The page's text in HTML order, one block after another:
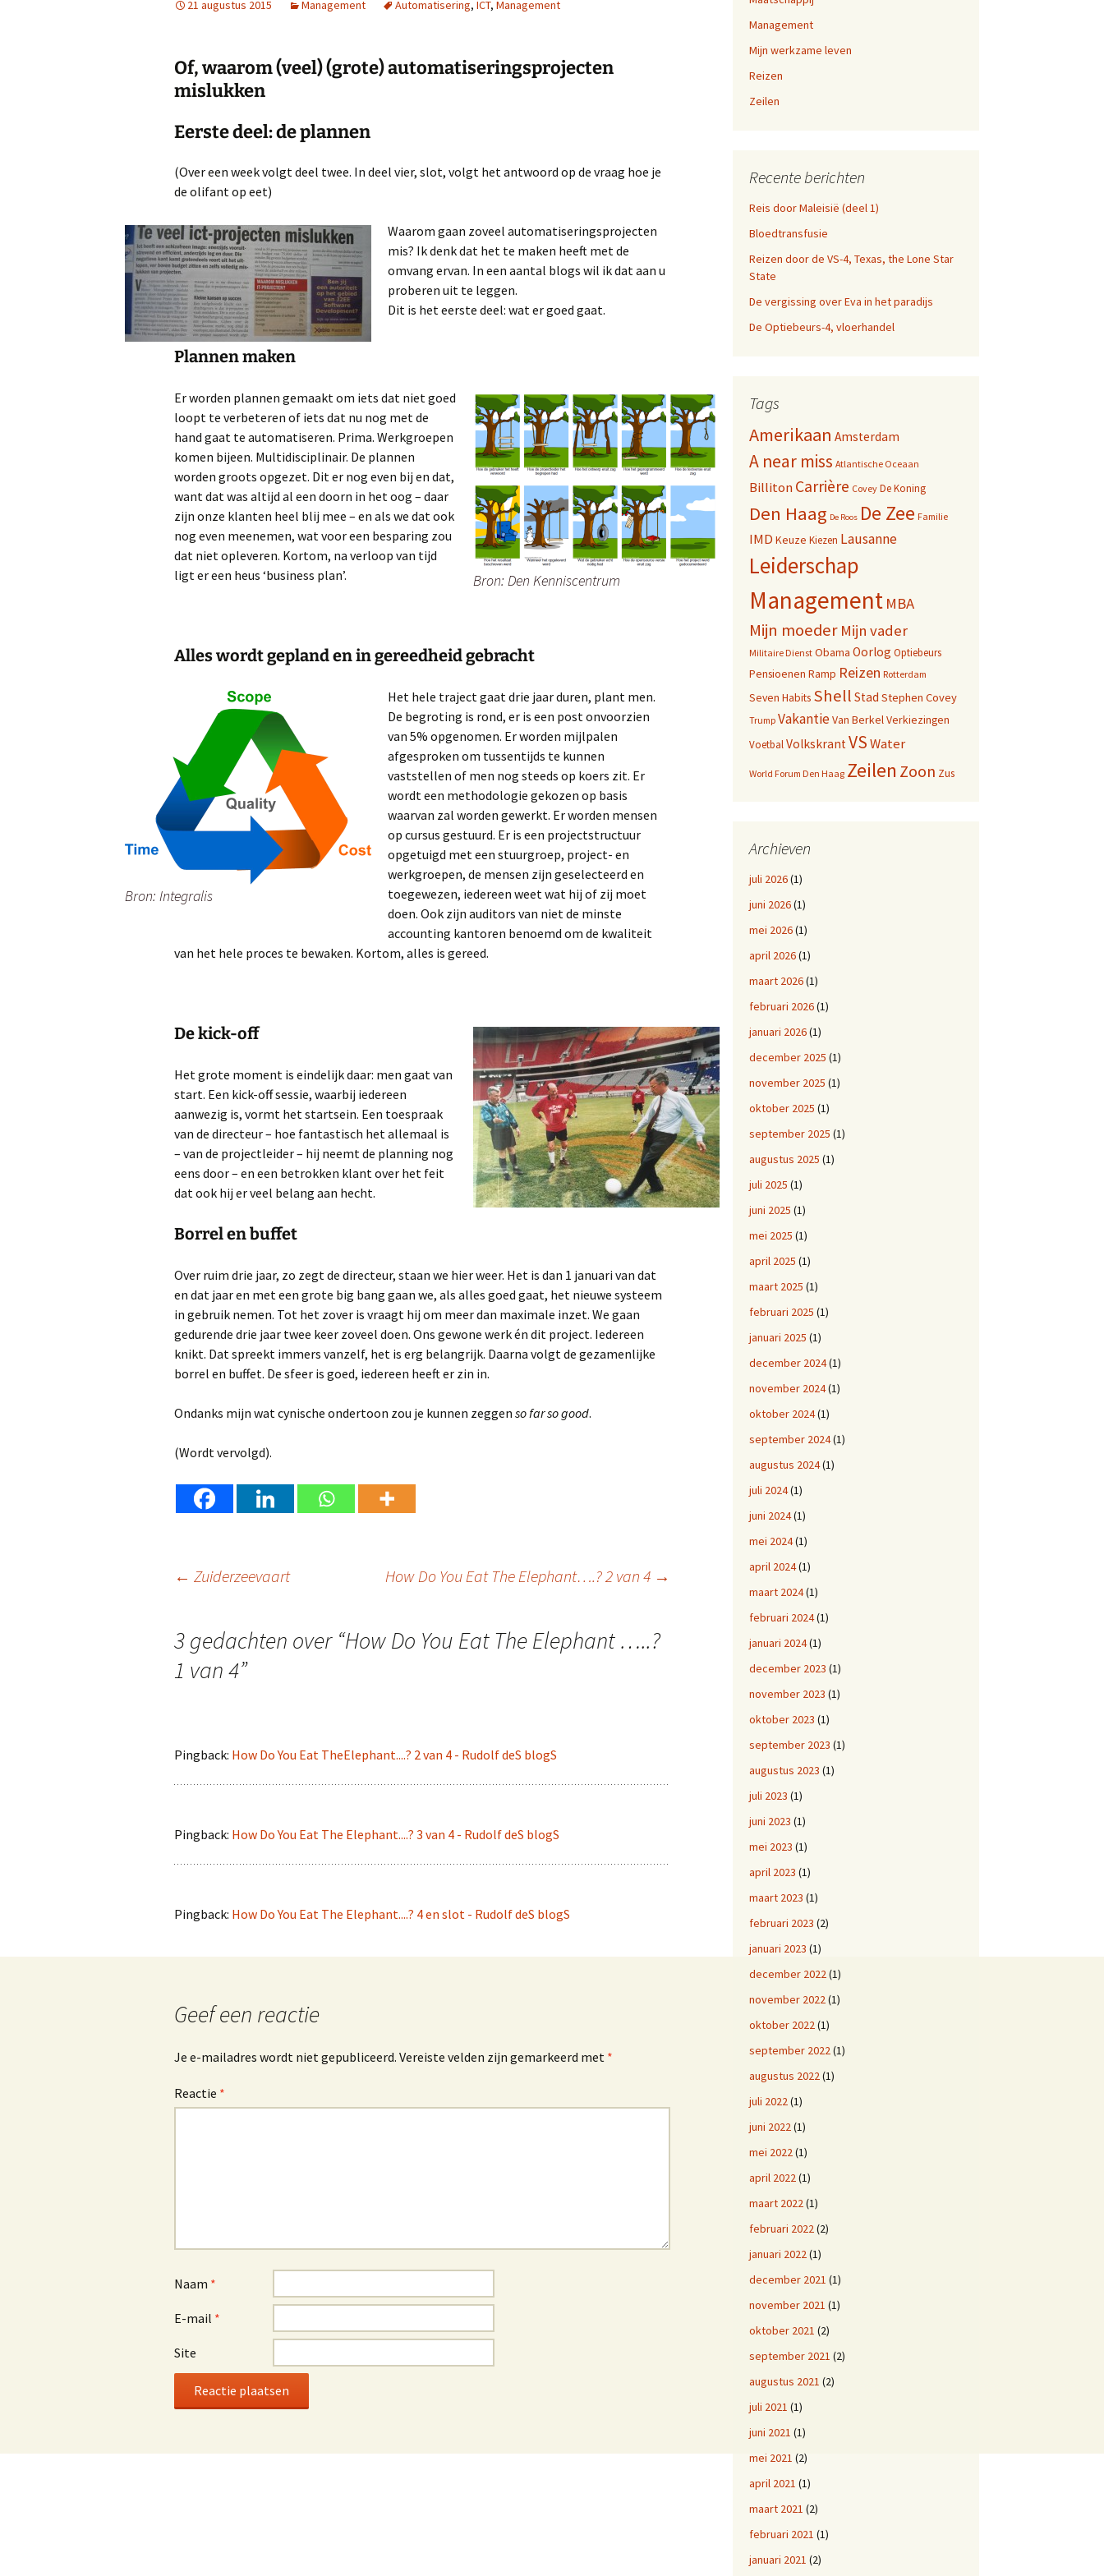
A near miss, verhalen 9,
A near miss, verhalen 5, 6,
Opa-dag
Mijn websites
21 augustus 2015 Management Automatisering, ICT, Management
Of, waarom (veel) (grote) automatiseringsprojecten
mislukken
Eerste deel: de plannen
(Over een week volgt deel twee. In deel vier, slot, volgt het antwoord op de vraag hoe je
de olifant op eet)
Waarom gaan zoveel automatiseringsprojecten
mis? Ik denk dat het te maken heeft met de
omvang ervan. In een aantal blogs wil ik dat aan u
proberen uit te leggen.
Dit is het eerste deel: wat er goed gaat.
Plannen maken
Bron: Den Kenniscentrum
Er worden plannen gemaakt om iets dat niet goed
loopt te verbeteren of iets dat nu nog met de
hand gaat te automatiseren. Prima. Werkgroepen
komen bijeen. Multidisciplinair. De plannen
worden groots opgezet. Dit er nog even bij en dat,
want dat was altijd al een doorn in het oog – daar
zijn onze klanten heel blij mee – en als we dat ook
nog even meenemen, wat voor een besparing zou
dat niet opleveren. Kortom, na verloop van tijd
ligt er een heus ‘business plan’.
Alles wordt gepland en in gereedheid gebracht
Bron: Integralis
Het hele traject gaat drie jaar duren, plant men.
De begroting is rond, er is een post onvoorzien
van 5% opgenomen. Er worden mijlpalen
afgesproken om tussentijds te kunnen
vaststellen of men nog steeds op koers zit. Er
wordt een methodologie gekozen op basis
waarvan zal worden gewerkt. Er worden mensen
op cursus gestuurd. Er is een projectstructuur
opgetuigd met een stuurgroep, project- en
werkgroepen, de mensen zijn geselecteerd en
toegewezen, iedereen weet wat hij of zij moet
doen. Ook zijn auditors van niet de minste
accounting kantoren benoemd om de kwaliteit
van het hele proces te bewaken. Kortom, alles is gereed.
De kick-off
Het grote moment is eindelijk daar: men gaat van
start. Een kick-off sessie, waarbij iedereen
aanwezig is, vormt het startsein. Een toespraak
van de directeur – hoe fantastisch het allemaal is
– van de projectleider – hij neemt de planning nog
eens door – en een betrokken klant over het feit
dat ook hij er veel belang aan hecht.
Borrel en buffet
Over ruim drie jaar, zo zegt de directeur, staan we hier weer. Het is dan 1 januari van dat
en dat jaar en met een grote big bang gaan we, als alles goed gaat, het nieuwe systeem
in gebruik nemen. Tot het zover is vraagt hij om meer dan maximale inzet. We gaan
gedurende drie jaar twee keer zoveel doen. Ons gewone werk én dit project. Iedereen
knikt. Dat spreekt immers vanzelf, het is erg belangrijk. Daarna volgt de gezamenlijke
borrel en buffet. De sfeer is goed, iedereen heeft er zin in.
Ondanks mijn wat cynische ondertoon zou je kunnen zeggen so far so good.
(Wordt vervolgd).
Berichtnavigatie
← Zuiderzeevaart How Do You Eat The Elephant….? 2 van 4 →
3 gedachten over “How Do You Eat The Elephant …..?
1 van 4”
Pingback: How Do You Eat TheElephant....? 2 van 4 - Rudolf deS blogS
Pingback: How Do You Eat The Elephant....? 3 van 4 - Rudolf deS blogS
Pingback: How Do You Eat The Elephant....? 4 en slot - Rudolf deS blogS
Geef een reactie
Je e-mailadres wordt niet gepubliceerd. Vereiste velden zijn gemarkeerd met *
Reactie *
Naam *
E-mail *
Site
Management
Mijn werkzame leven
Reizen
Zeilen
Recente berichten
Reis door Maleisië (deel 1)
Bloedtransfusie
Reizen door de VS-4, Texas, the Lone Star
State
De vergissing over Eva in het paradijs
De Optiebeurs-4, vloerhandel
Tags
Amerikaan Amsterdam
A near miss Atlantische Oceaan
BillitonCarrière Covey De Koning
Den Haag De Roos De Zee Familie
IMD Keuze Kiezen Lausanne
Leiderschap
Management MBA
Mijn moeder Mijn vader
Militaire Dienst Obama Oorlog Optiebeurs
Pensioenen Ramp Reizen Rotterdam
Seven Habits Shell Stad Stephen Covey
Trump VakantieVan BerkelVerkiezingen
VoetbalVolkskrantVSWater
World Forum Den Haag Zeilen Zoon Zus
Archieven
juli 2026(1)
juni 2026(1)
mei 2026(1)
april 2026(1)
maart 2026(1)
februari 2026(1)
januari 2026(1)
december 2025 (1)
november 2025 (1)
oktober 2025 (1)
september 2025 (1)
augustus 2025 (1)
juli 2025 (1)
juni 2025 (1)
mei 2025 (1)
april 2025 (1)
maart 2025 (1)
februari 2025 (1)
januari 2025 (1)
december 2024(1)
november 2024(1)
oktober 2024(1)
september 2024(1)
augustus 2024(1)
juli 2024(1)
juni 2024(1)
mei 2024(1)
april 2024(1)
maart 2024(1)
februari 2024(1)
januari 2024(1)
december 2023 (1)
november 2023 (1)
oktober 2023 (1)
september 2023 (1)
augustus 2023 (1)
juli 2023 (1)
juni 2023 (1)
mei 2023 (1)
april 2023 (1)
maart 2023 (1)
februari 2023 (2)
januari 2023 (1)
december 2022(1)
november 2022(1)
oktober 2022(1)
september 2022(1)
augustus 2022(1)
juli 2022(1)
juni 2022(1)
mei 2022(1)
april 2022(1)
maart 2022(1)
februari 2022(2)
januari 2022(1)
december 2021 (1)
november 2021 (1)
oktober 2021 (2)
september 2021 (2)
augustus 2021 (2)
juli 2021 (1)
juni 2021 (1)
mei 2021 (2)
april 2021 (1)
maart 2021 (2)
februari 2021 (1)
januari 2021 (2)